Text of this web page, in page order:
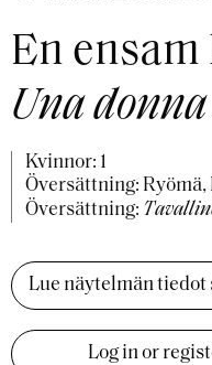
En
Una
Kvinnor: 1
Översättning: Ryömä,
Översättning:
Lue näytelmän tiedot
Log in or